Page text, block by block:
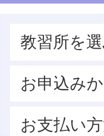
教習所を
お申込み
お支払い